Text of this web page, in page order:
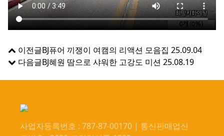
이전글BJ퓨어 끼쟁이 여캠의 리액션 모음집 25.09.04
다음글BJ혜원 땀으로 샤워한 고강도 미션 25.08.19
사업자등록번호 : 787-87-00170 | 통신판매업신